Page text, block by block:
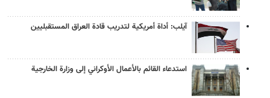
آيلب: أداة أمريكية لتدريب قادة العراق المستقبليين
استدعاء القائم بالأعمال الأوكراني إلى وزارة الخارجية